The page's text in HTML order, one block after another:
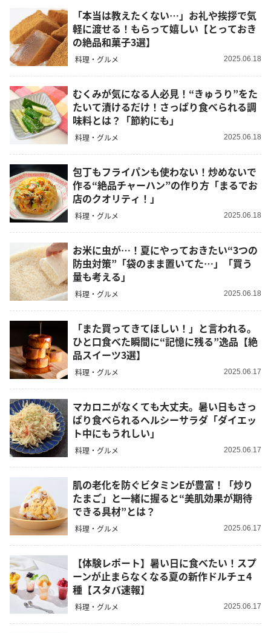
「本当は教えたくない…」お礼や挨拶で気
軽に渡せる！もらって嬉しい【とっておき
の絶品和菓子3選】
料理・グルメ 2025.06.18
むくみが気になる人必見！“きゅうり”をた
たいて漬けるだけ！さっぱり食べられる調
味料とは？「節約にも」
料理・グルメ 2025.06.18
包丁もフライパンも使わない！炒めないで
作る“絶品チャーハン”の作り方「まるでお
店のクオリティ！」
料理・グルメ 2025.06.18
お米に虫が…！夏にやっておきたい“3つの
防虫対策”「袋のまま置いてた…」「買う
量も考える」
料理・グルメ 2025.06.18
「また買ってきてほしい！」と言われる。
ひと口食べた瞬間に“記憶に残る”逸品【絶
品スイーツ3選】
料理・グルメ 2025.06.17
マカロニがなくても大丈夫。暑い日もさっ
ぱり食べられるヘルシーサラダ「ダイエッ
ト中にもうれしい」
料理・グルメ 2025.06.17
肌の老化を防ぐビタミンEが豊富！「炒り
たまご」と一緒に握ると“美肌効果が期待
できる具材”とは？
料理・グルメ 2025.06.17
【体験レポート】暑い日に食べたい！スプ
ーンが止まらなくなる夏の新作ドルチェ4
種【スタバ速報】
料理・グルメ 2025.06.17